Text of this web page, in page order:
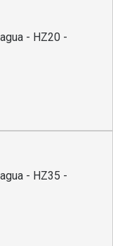
- HZ20 -
- HZ35 -